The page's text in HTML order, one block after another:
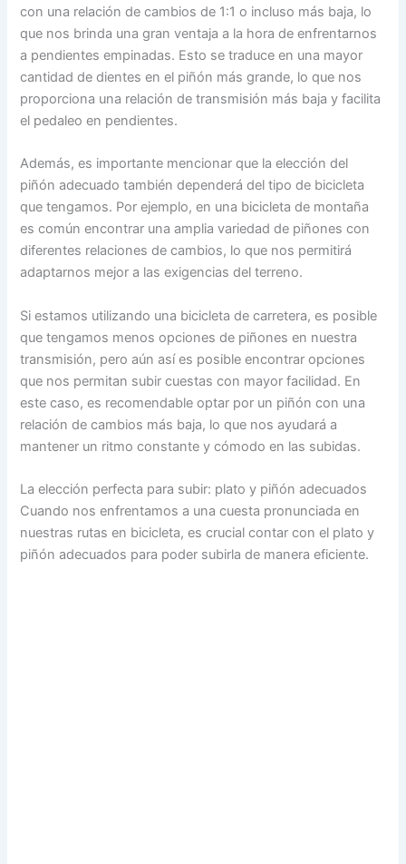
con una relación de cambios de 1:1 o incluso más baja, lo
que nos brinda una gran ventaja a la hora de enfrentarnos
a pendientes empinadas. Esto se traduce en una mayor
cantidad de dientes en el piñón más grande, lo que nos
proporciona una relación de transmisión más baja y facilita
el pedaleo en pendientes.
Además, es importante mencionar que la elección del
piñón adecuado también dependerá del tipo de bicicleta
que tengamos. Por ejemplo, en una bicicleta de montaña
es común encontrar una amplia variedad de piñones con
diferentes relaciones de cambios, lo que nos permitirá
adaptarnos mejor a las exigencias del terreno.
Si estamos utilizando una bicicleta de carretera, es posible
que tengamos menos opciones de piñones en nuestra
transmisión, pero aún así es posible encontrar opciones
que nos permitan subir cuestas con mayor facilidad. En
este caso, es recomendable optar por un piñón con una
relación de cambios más baja, lo que nos ayudará a
mantener un ritmo constante y cómodo en las subidas.
La elección perfecta para subir: plato y piñón adecuados
Cuando nos enfrentamos a una cuesta pronunciada en
nuestras rutas en bicicleta, es crucial contar con el plato y
piñón adecuados para poder subirla de manera eficiente.